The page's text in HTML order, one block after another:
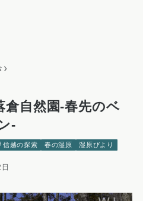
倉自然園-春先のベ
-
信越の探索 春の湿原
湿原びより